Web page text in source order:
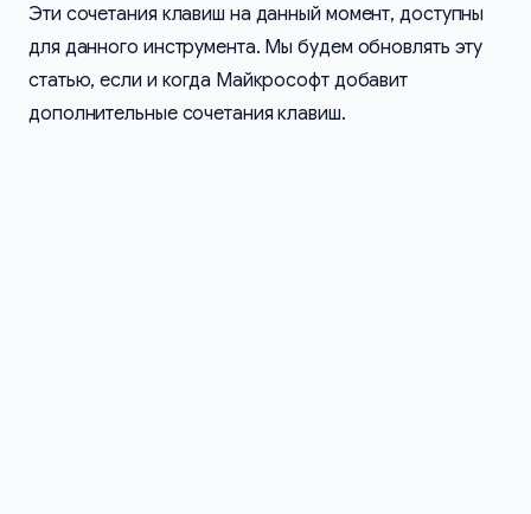
Эти сочетания клавиш на данный момент, доступны
для данного инструмента. Мы будем обновлять эту
статью, если и когда Майкрософт добавит
дополнительные сочетания клавиш.